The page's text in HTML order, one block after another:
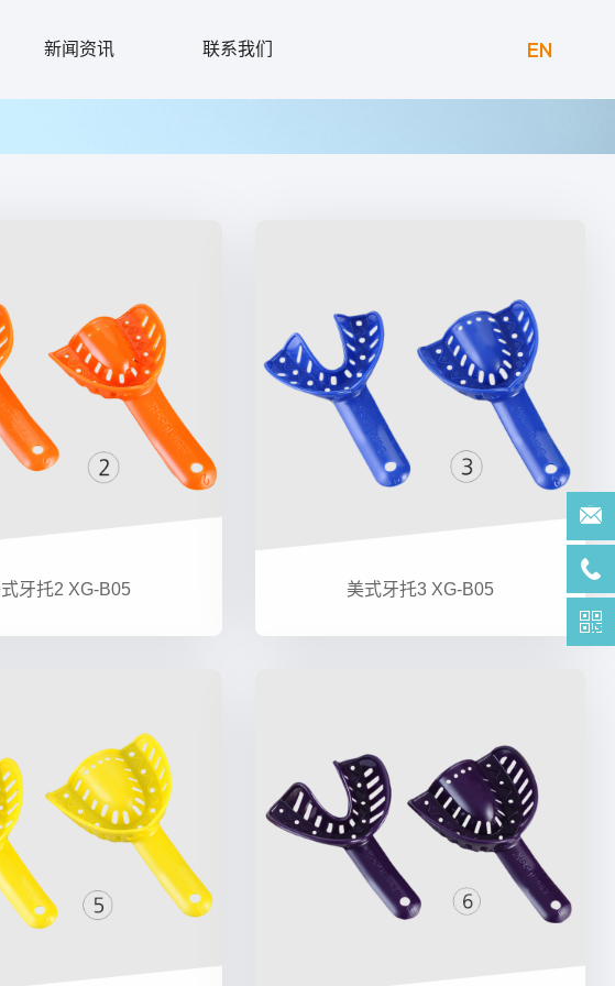
新闻资讯 联系我们 EN
牙托2 XG-B05 美式牙托3 XG-B05